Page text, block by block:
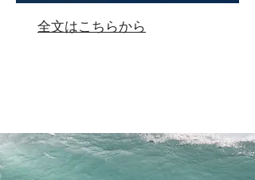
ボード10% OFF！事前予約
全文はこちらから